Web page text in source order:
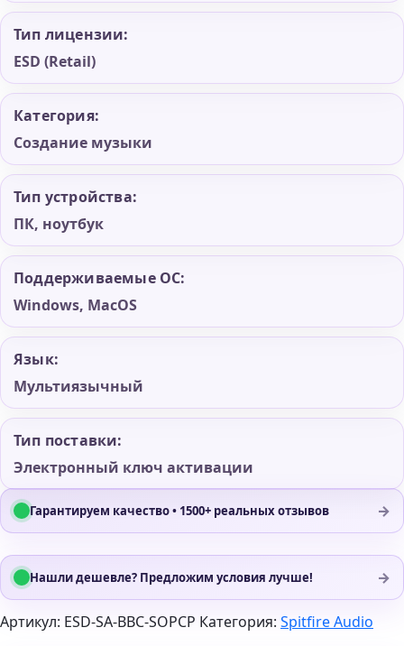
Тип лицензии:
ESD (Retail)
Категория:
Создание музыки
Тип устройства:
ПК, ноутбук
Поддерживаемые ОС:
Windows, MacOS
Язык:
Мультиязычный
Тип поставки:
Электронный ключ активации
Гарантируем качество • 1500+ реальных отзывов →
Нашли дешевле? Предложим условия лучше! →
Артикул: ESD-SA-BBC-SOPCP Категория: Spitfire Audio